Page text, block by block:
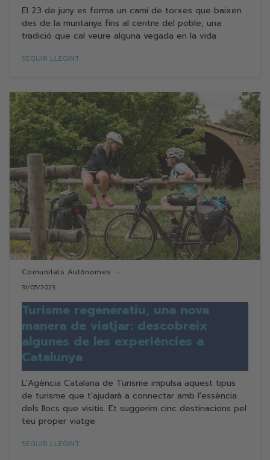
El 23 de juny es forma un camí de torxes que baixen
des de la muntanya fins al centre del poble, una
tradició que cal veure alguna vegada en la vida
SEGUIR LLEGINT
Comunitats Autònomes
31/05/2023
Turisme regeneratiu, una nova
manera de viatjar: descobreix
algunes de les experiències a
Catalunya
L'Agència Catalana de Turisme impulsa aquest tipus
de turisme que t'ajudarà a connectar amb l'essència
dels llocs que visitis. Et suggerim cinc destinacions pel
teu proper viatge
SEGUIR LLEGINT